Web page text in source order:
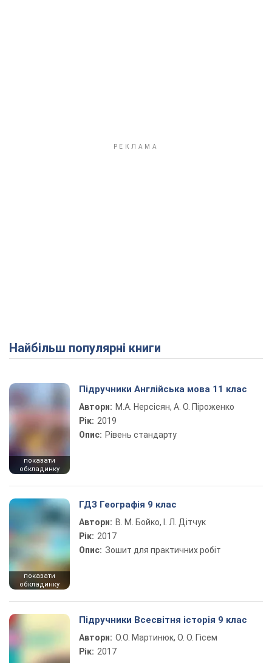
Найбільш популярні книги
показати
обкладинку
Підручники Англійська мова 11 клас
Автори: М.А. Нерсісян, А. О. Піроженко
Рік: 2019
Опис: Рівень стандарту
показати
обкладинку
ГДЗ Географія 9 клас
Автори: В. М. Бойко, І. Л. Дітчук
Рік: 2017
Опис: Зошит для практичних робіт
Підручники Всесвітня історія 9 клас
Автори: О.О. Мартинюк, О. О. Гісем
Рік: 2017